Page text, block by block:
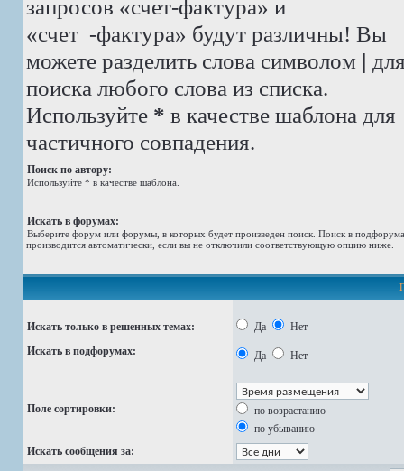
запросов «счет-фактура» и
«счет -фактура» будут различны! Вы
можете разделить слова символом |
поиска любого слова из списка.
Используйте * в качестве шаблона для
частичного совпадения.
Поиск по автору:
Используйте * в качестве шаблона.
Искать в форумах:
Выберите форум или форумы, в которых будет произведен поиск. Поиск в
производится автоматически, если вы не отключили соответствующую опцию ниже.
Искать только в решенных темах:
Искать в подфорумах:
Да Нет
Да Нет
Поле сортировки:
по возрастанию
по убыванию
Искать сообщения за: